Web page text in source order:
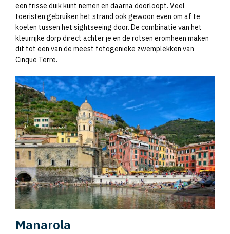
een frisse duik kunt nemen en daarna doorloopt. Veel
toeristen gebruiken het strand ook gewoon even om af te
koelen tussen het sightseeing door. De combinatie van het
kleurrijke dorp direct achter je en de rotsen eromheen maken
dit tot een van de meest fotogenieke zwemplekken van
Cinque Terre.
Manarola